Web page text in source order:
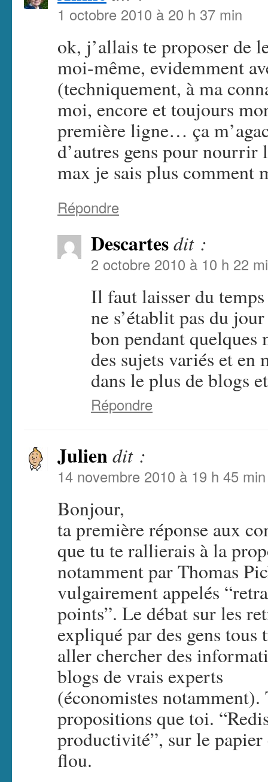
1 octobre 2010 à 20 h 37 min
ok, j’allais te proposer de
moi-même, evidemment
(techniquement, à ma
moi, encore et toujours
première ligne… ça
d’autres gens pour
max je sais plus comment
Répondre
Descartesdit :
2 octobre 2010 à 10 h 22
Il faut laisser du
ne s’établit pas du
bon pendant quelques
des sujets variés et en
dans le plus de blogs
Répondre
Julien dit :
14 novembre 2010 à 19 h 45 min
Bonjour,
ta première réponse aux
que tu te rallierais à la
notamment par Thomas
vulgairement appelés
points”. Le débat sur les
expliqué par des gens tous
aller chercher des
blogs de vrais experts
(économistes
propositions que toi.
productivité”, sur le papier
flou.